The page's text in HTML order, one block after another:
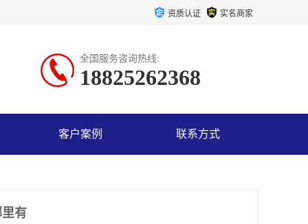
资质认证 实名商家
全国服务咨询热线:
18825262368
客户案例 联系方式
有